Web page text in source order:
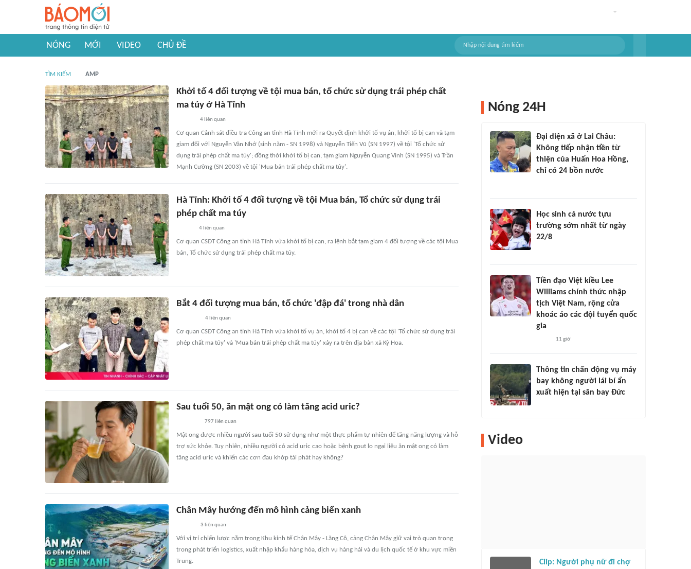
NÓNG MỚI VIDEO CHỦ ĐỀ
TÌM KIẾM AMP
Khởi tố 4 đối tượng về tội mua bán, tổ chức sử dụng trái phép chất
ma túy ở Hà Tĩnh
4liên quan
Cơ quan Cảnh sát điều tra Công an tỉnh Hà Tĩnh mới ra Quyết định khởi tố vụ án, khởi tố bị can và tạm
giam đối với Nguyễn Văn Nhớ (sinh năm - SN 1998) và Nguyễn Tiến Vũ (SN 1997) về tội 'Tổ chức sử
dụng trái phép chất ma túy'; đồng thời khởi tố bị can, tạm giam Nguyễn Quang Vinh (SN 1995) và Trần
Mạnh Cường (SN 2003) về tội 'Mua bán trái phép chất ma túy'.
Hà Tĩnh: Khởi tố 4 đối tượng về tội Mua bán, Tổ chức sử dụng trái
phép chất ma túy
4 liên quan
Cơ quan CSĐT Công an tỉnh Hà Tĩnh vừa khởi tố bị can, ra lệnh bắt tạm giam 4 đối tượng về các tội Mua
bán, Tổ chức sử dụng trái phép chất ma túy.
Bắt 4 đối tượng mua bán, tổ chức 'đập đá' trong nhà dân
4liên quan
Cơ quan CSĐT Công an tỉnh Hà Tĩnh vừa khởi tố vụ án, khởi tố 4 bị can về các tội 'Tổ chức sử dụng trái
phép chất ma túy' và 'Mua bán trái phép chất ma túy' xảy ra trên địa bàn xã Kỳ Hoa.
Sau tuổi 50, ăn mật ong có làm tăng acid uric?
797liên quan
Mật ong được nhiều người sau tuổi 50 sử dụng như một thực phẩm tự nhiên để tăng năng lượng và hỗ
trợ sức khỏe. Tuy nhiên, nhiều người có acid uric cao hoặc bệnh gout lo ngại liệu ăn mật ong có làm
tăng acid uric và khiến các cơn đau khớp tái phát hay không?
Chân Mây hướng đến mô hình cảng biển xanh
3 liên quan
Với vị trí chiến lược nằm trong Khu kinh tế Chân Mây - Lăng Cô, cảng Chân Mây giữ vai trò quan trọng
trong phát triển logistics, xuất nhập khẩu hàng hóa, dịch vụ hàng hải và du lịch quốc tế ở khu vực miền
Trung.
Nóng 24H
Đại diện xã ở Lai Châu:
Không tiếp nhận tiền từ
thiện của Huấn Hoa Hồng,
chỉ có 24 bồn nước
Học sinh cả nước tựu
trường sớm nhất từ ngày
22/8
Tiền đạo Việt kiều Lee
Williams chính thức nhập
tịch Việt Nam, rộng cửa
khoác áo các đội tuyển quốc
gia
11 giờ
Thông tin chấn động vụ máy
bay không người lái bí ẩn
xuất hiện tại sân bay Đức
Video
Clip: Người phụ nữ đi chợ